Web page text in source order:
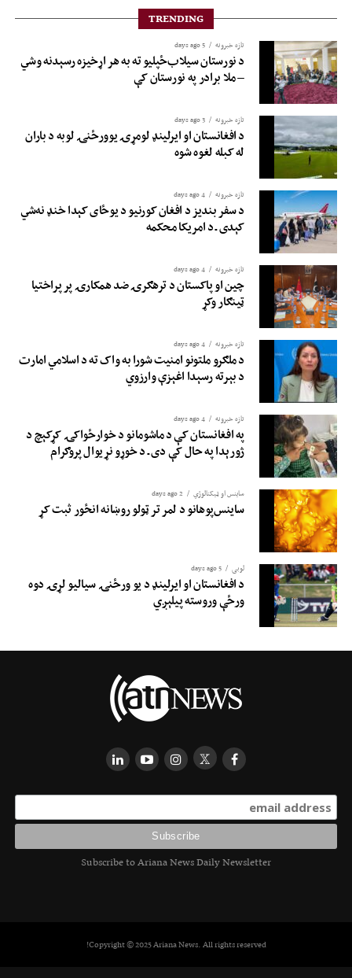
TRENDING
تازه خبرونه 5 days ago
د نورستان سیلاب‌ځپلیو ته به هر اړخیزه رسېدنه وشي
– ملا برادر په نورستان کې
تازه خبرونه 3 days ago
د افغانستان او ایرلینډ لومړۍ یوورځنۍ لوبه د باران
له کبله لغوه شوه
تازه خبرونه 4 days ago
د سفر بندیز د افغان کورنیو د یوځای کېدا خنډ نه‌شي
کېدی ـ د امریکا محکمه
تازه خبرونه 4 days ago
چین او پاکستان د ترهګرۍ ضد همکارۍ پر پراختیا
ټینګار وکړ
تازه خبرونه 4 days ago
د ملګرو ملتونو امنیت شورا به واک ته د اسلامي امارت
د بېرته رسېدا اغېزې وارزوي
تازه خبرونه 4 days ago
په افغانستان کې د ماشومانو د خوارځواکۍ کړکېچ د
ژورېدا په حال کې دی ـ د خوړو نړیوال پروګرام
ساینس او ​​ټیکنالوژي 2 days ago
ساینس‌پوهانو د لمر تر ټولو روښانه انځور ثبت کړ
لوبی 5 days ago
د افغانستان او ایرلینډ د یو ورځنۍ سیالیو لړۍ دوه
ورځې وروسته پیلېږي
Subscribe to Ariana News Daily Newsletter
Copyright © 2025 Ariana News. All rights reserved!